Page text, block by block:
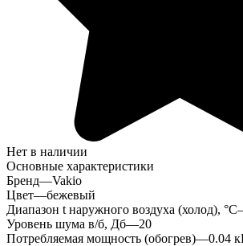
Нет в наличии
Основные характеристики
Бренд—Vakio
Цвет—бежевый
Диапазон t наружного воздуха (холод), °C
Уровень шума в/б, Дб—20
Потребляемая мощность (обогрев)—0.04